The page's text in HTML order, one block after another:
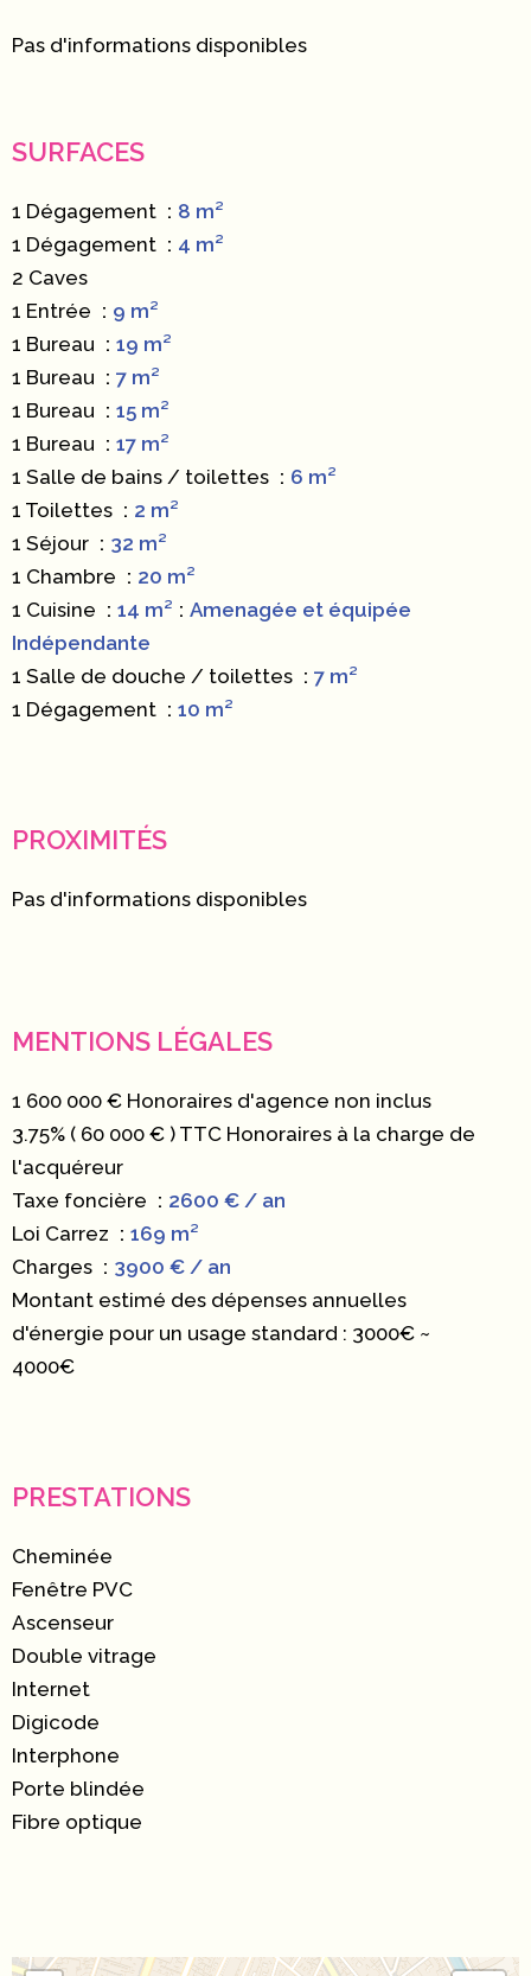
Pas d'informations disponibles
SURFACES
1 Dégagement
8 m²
1 Dégagement
4 m²
2 Caves
1 Entrée
9 m²
1 Bureau
19 m²
1 Bureau
7 m²
1 Bureau
15 m²
1 Bureau
17 m²
1 Salle de bains / toilettes
6 m²
1 Toilettes
2 m²
1 Séjour
32 m²
1 Chambre
20 m²
1 Cuisine
14 m²
Amenagée et équipée
Indépendante
1 Salle de douche / toilettes
7 m²
1 Dégagement
10 m²
PROXIMITÉS
Pas d'informations disponibles
MENTIONS LÉGALES
1 600 000 € Honoraires d'agence non inclus
3.75% ( 60 000 € ) TTC Honoraires à la charge de
l'acquéreur
Taxe foncière
2600 € / an
Loi Carrez
169 m²
Charges
3900 € / an
Montant estimé des dépenses annuelles
d'énergie pour un usage standard : 3000€ ~
4000€
PRESTATIONS
Cheminée
Fenêtre PVC
Ascenseur
Double vitrage
Internet
Digicode
Interphone
Porte blindée
Fibre optique